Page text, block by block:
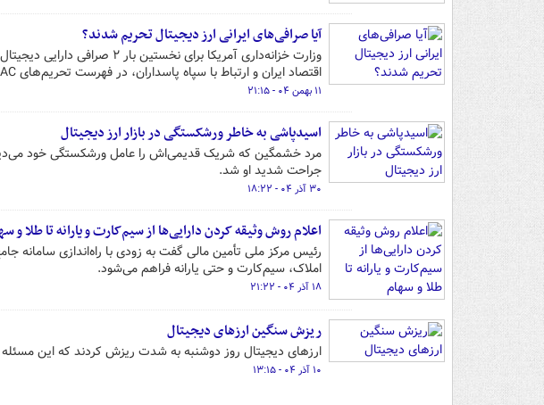
آیا صرافی‌های ایرانی ارز دیجیتال تحریم شدند؟
وزارت خزانه‌داری آمریکا برای
اقتصاد ایران و ارتباط با سپاه پاسداران، در فهرست تحریم‌های OFAC قرار داد.
۱۱ بهمن ۰۴ - ۲۱:۱۵
اسیدپاشی به خاطر ورشکستگی در بازار ارز دیجیتال
مرد خشمگین که شریک قدیمی‌اش را عامل ورشکستگی خود
جراحت شدید او شد.
۳۰ آذر ۰۴ - ۱۸:۲۲
اعلام روش وثیقه‌ کردن دارایی‌ها از سیم‌کارت و یارانه تا طلا و
املاک، سیم‌کارت و حتی یارانه فراهم می‌شود.
۱۸ آذر ۰۴ - ۲۱:۲۲
ریزش سنگین ارزهای دیجیتال
ارزهای دیجیتال روز دوشنبه به شدت ریزش کردند که این
۱۰ آذر ۰۴ - ۱۳:۱۵